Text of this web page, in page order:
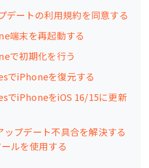
デートの利用規約を同意する
端末を再起動する
で初期化を行う
でiPhoneを復元する
でiPhoneをiOS 16/15に更新
ップデート不具合を解決する
ルを使用する